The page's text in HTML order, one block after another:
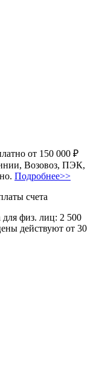
от 150 000 ₽
Возовоз, ПЭК,
Подробнее>>
счета
для физ. лиц: 2 500
действуют от 30